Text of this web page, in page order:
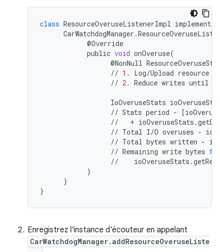
class ResourceOveruseListenerImpl implements
CarWatchdogManager .
@Override
public void onOveruse(
@NonNull
// 1. Log/Upload resource
// 2. Reduce writes until
IoOveruseStats
// Stats period - [
//
+ ioOveruseStats .
// Total I/O overuses -
// Total bytes written -
// Remaining write bytes
//
ioOveruseStats .
}
}
}
Enregistrez l'instance d'écouteur en appelant
CarWatchdogManager.addResourceOveruseListe